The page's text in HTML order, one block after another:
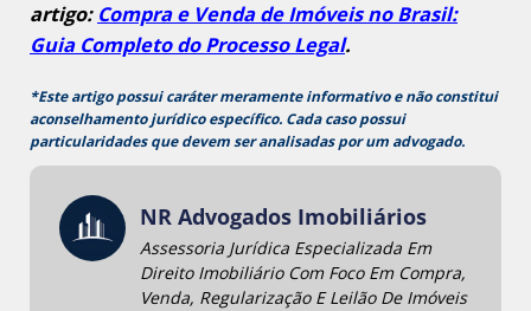
artigo: Compra e Venda de Imóveis no Brasil:
Guia Completo do Processo Legal.
*Este artigo possui caráter meramente informativo e não constitui
aconselhamento jurídico específico. Cada caso possui
particularidades que devem ser analisadas por um advogado.
NR Advogados Imobiliários
Assessoria Jurídica Especializada Em
Direito Imobiliário Com Foco Em Compra,
Venda, Regularização E Leilão De Imóveis